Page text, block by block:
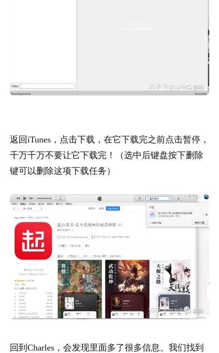
返回iTunes，点击下载，在它下载完之前点击暂停，
千万千万不要让它下载完！（选中后键盘按下删除
键可以删除这项下载任务）
回到Charles，会发现里面多了很多信息。我们找到